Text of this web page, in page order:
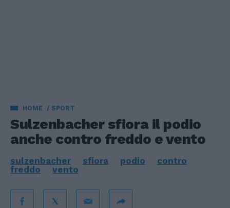
HOME SPORT
Sulzenbacher sfiora il podio
anche contro freddo e vento
sulzenbacher sfiora podio
contro
freddo
vento